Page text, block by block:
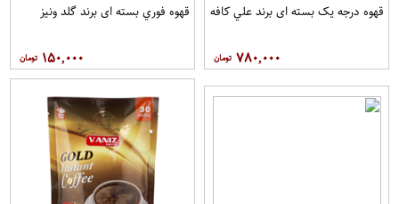
قهوه درجه یک بسته ای برند علي کافه
۷۸۰,۰۰۰
قهوه فوري بسته ای برند گلد ونيز
۱۵۰,۰۰۰